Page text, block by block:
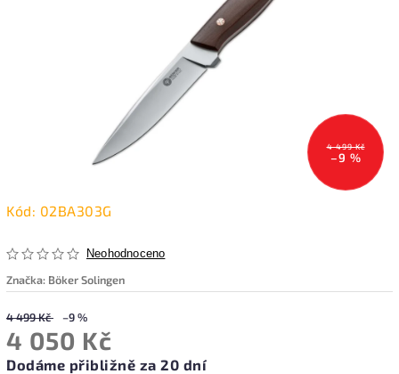
4 499 Kč
–9 %
Kód: 02BA303G
Neohodnoceno
Značka: Böker Solingen
4 499 Kč –9 %
4 050 Kč
Dodáme přibližně za 20 dní